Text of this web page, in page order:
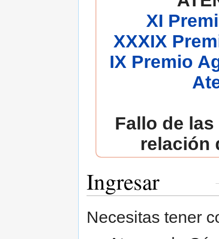
XI
XXXIX
IX Premio
Fallo de
relación
Ingresar
Necesitas tener